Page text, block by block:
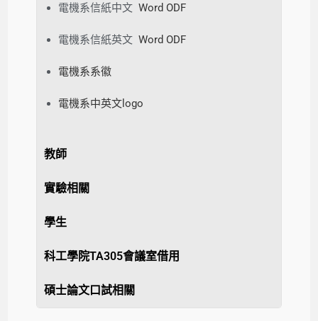
電機系信紙中文Word ODF
電機系信紙英文Word ODF
電機系系徽
電機系中英文logo
教師
實驗相關
學生
科工學院TA305會議室借用
碩士論文口試相關